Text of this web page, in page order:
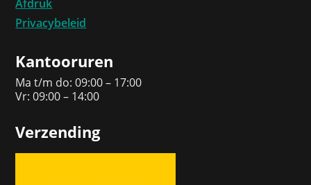
Afdruk
Privacybeleid
Kantooruren
Ma t/m do: 09:00 – 17:00
Vr: 09:00 – 14:00
Verzending